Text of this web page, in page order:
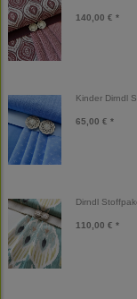
140,00 € *
Kinder Dirndl
65,00 € *
Dirndl
110,00 € *